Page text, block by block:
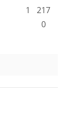
217
0
1